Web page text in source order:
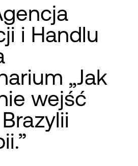
i Handlu
„Jak
wejść